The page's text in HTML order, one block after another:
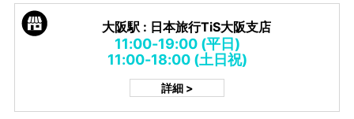
大阪駅 : 日本旅行TiS大阪支店
11:00-19:00 (平日)
11:00-18:00 (土日祝)
詳細 >